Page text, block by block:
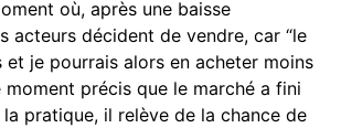
où, après une baisse
acteurs décident de vendre, car “le
et je pourrais alors en acheter moins
moment précis que le marché a fini
pratique, il relève de la chance de